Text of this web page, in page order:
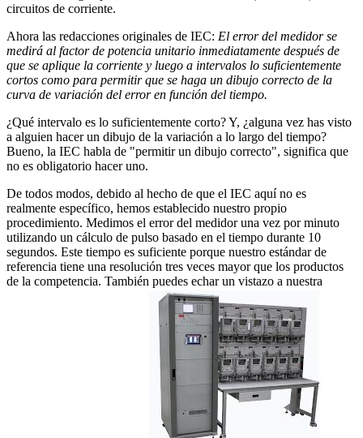
circuitos de corriente.
Ahora las redacciones originales de IEC: El error del medidor se
medirá al factor de potencia unitario inmediatamente después de
que se aplique la corriente y luego a intervalos lo suficientemente
cortos como para permitir que se haga un dibujo correcto de la
curva de variación del error en función del tiempo.
¿Qué intervalo es lo suficientemente corto? Y, ¿alguna vez has visto
a alguien hacer un dibujo de la variación a lo largo del tiempo?
Bueno, la IEC habla de "permitir un dibujo correcto", significa que
no es obligatorio hacer uno.
De todos modos, debido al hecho de que el IEC aquí no es
realmente específico, hemos establecido nuestro propio
procedimiento. Medimos el error del medidor una vez por minuto
utilizando un cálculo de pulso basado en el tiempo durante 10
segundos. Este tiempo es suficiente porque nuestro estándar de
referencia tiene una resolución tres veces mayor que los productos
de la competencia. También puedes echar un vistazo a nuestra